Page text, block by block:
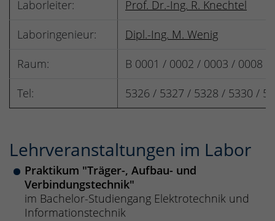
Laborleiter:
Prof. Dr.-Ing. R. Knechtel
Laboringenieur:
Dipl.-Ing. M. Wenig
Raum:
B 0001 / 0002 / 0003 / 0008 /
Tel:
5326 / 5327 / 5328 / 5330 /
Lehrveranstaltungen im Labor
Praktikum "Träger-, Aufbau- und
Verbindungstechnik"
im Bachelor-Studiengang Elektrotechnik und
Informationstechnik